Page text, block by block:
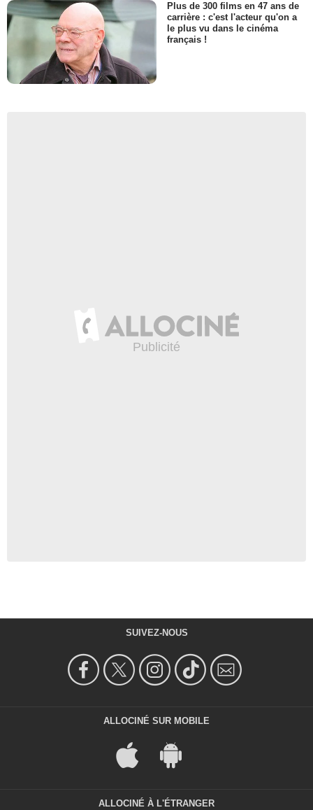
Plus de 300 films en 47 ans de
carrière : c'est l'acteur qu'on a
le plus vu dans le cinéma
français !
SUIVEZ-NOUS
ALLOCINÉ SUR MOBILE
ALLOCINÉ À L'ÉTRANGER